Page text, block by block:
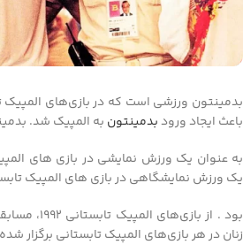
بدمینتون ورزشی است که در بازی‌های المپیک
باعث ایجاد ورودبدمینتون به المپیک شد.
یک ورزش نمایشگاهی در بازی های المپیک
بود . از
زنان در هر بازی‌های المپیک تابستانی برگزار